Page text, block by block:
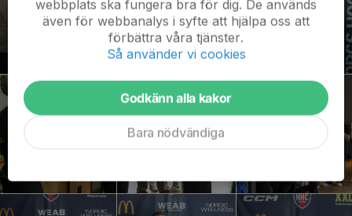
webbplats ska fungera bra för dig. De används
även för webbanalys i syfte att hjälpa oss att
förbättra våra tjänster.
Så använder vi cookies
Godkänn alla kakor
Bara nödvändiga